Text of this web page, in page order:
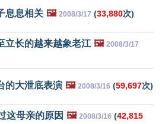
息息相关 🖼️ 2008/3/17 (33,880次)
立长的越来越象老江 🖼️ 2008/3/17
的大泄底表演 🖼️ 2008/3/16 (59,697次)
这母亲的原因 🖼️ 2008/3/16 (42,815